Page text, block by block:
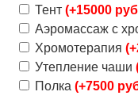
Тент (+15000
Аэромассаж с
Хромотерапия
Утепление чаши
Полка (+7500